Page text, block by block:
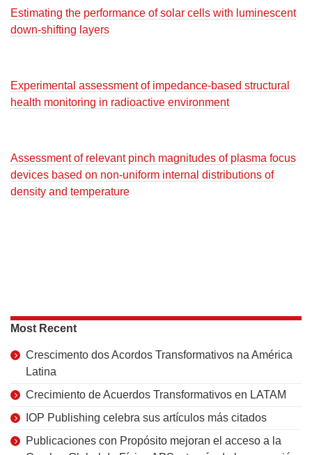
Estimating the performance of solar cells with luminescent
down-shifting layers
Experimental assessment of impedance-based structural
health monitoring in radioactive environment
Assessment of relevant pinch magnitudes of plasma focus
devices based on non-uniform internal distributions of
density and temperature
Most Recent
Crescimento dos Acordos Transformativos na América
Latina
Crecimiento de Acuerdos Transformativos en LATAM
IOP Publishing celebra sus artículos más citados
Publicaciones con Propósito mejoran el acceso a la